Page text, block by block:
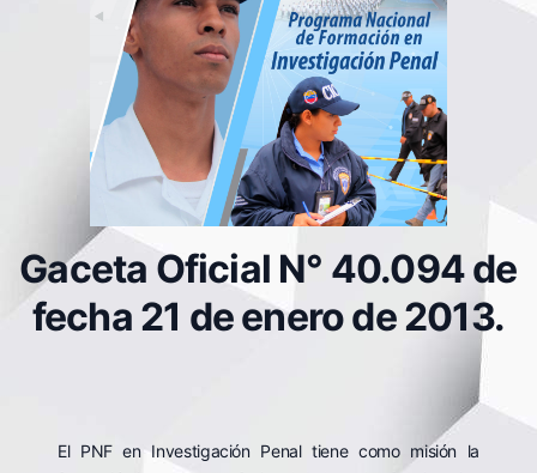
Gaceta Oficial N° 40.094 de
fecha 21 de enero de 2013.
El PNF en Investigación Penal tiene como misión la